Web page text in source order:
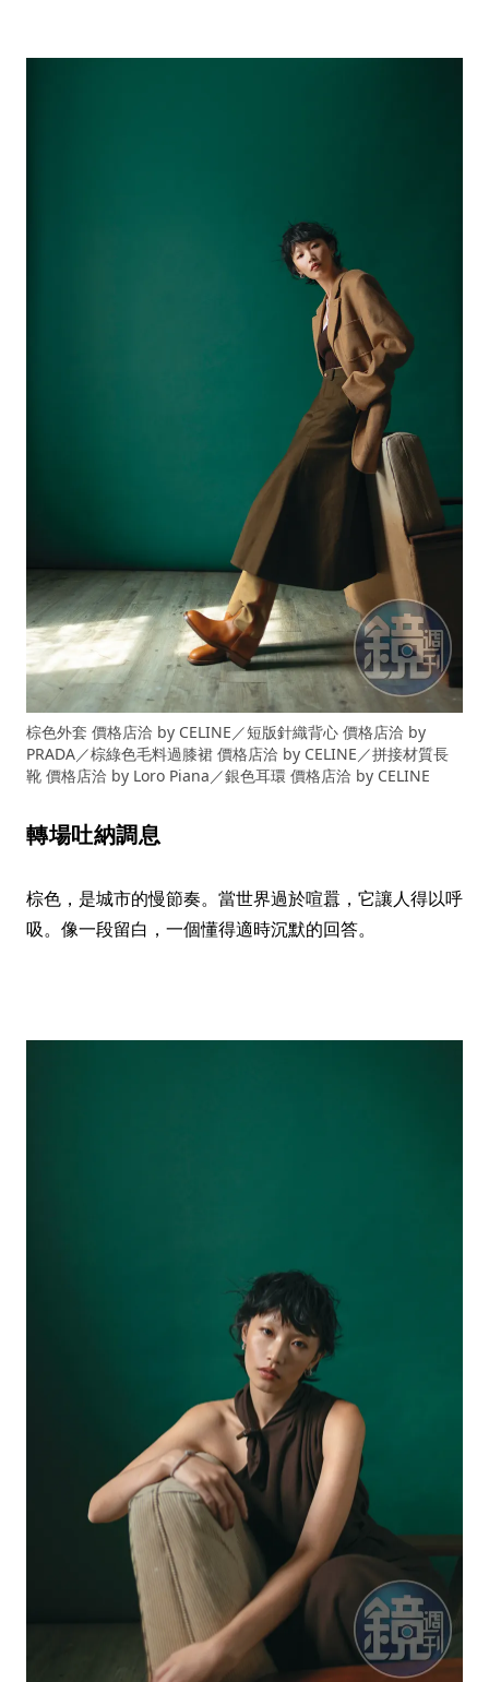
棕色外套 價格店洽 by CELINE／短版針織背心 價格店洽 by
PRADA／棕綠色毛料過膝裙 價格店洽 by CELINE／拼接材質長
靴 價格店洽 by Loro Piana／銀色耳環 價格店洽 by CELINE
轉場吐納調息
棕色，是城市的慢節奏。當世界過於喧囂，它讓人得以呼
吸。像一段留白，一個懂得適時沉默的回答。